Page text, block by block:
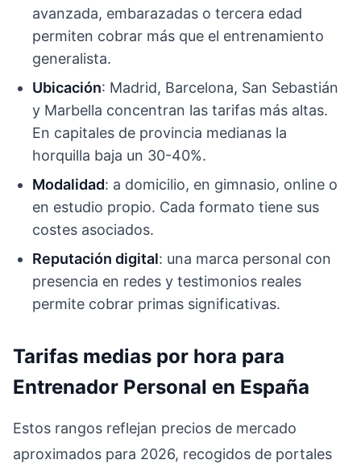
avanzada, embarazadas o tercera edad
permiten cobrar más que el entrenamiento
generalista.
Ubicación: Madrid, Barcelona, San Sebastián
y Marbella concentran las tarifas más altas.
En capitales de provincia medianas la
horquilla baja un 30-40%.
Modalidad: a domicilio, en gimnasio, online o
en estudio propio. Cada formato tiene sus
costes asociados.
Reputación digital: una marca personal con
presencia en redes y testimonios reales
permite cobrar primas significativas.
Tarifas medias por hora para
Entrenador Personal en España
Estos rangos reflejan precios de mercado
aproximados para 2026, recogidos de portales